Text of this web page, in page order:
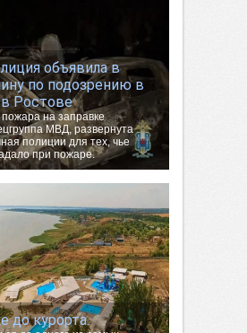
объявила в
по подозрению в
Ростове
на заправке
МВД, развернута
полиции для тех, чье
при пожаре.
до курорта.